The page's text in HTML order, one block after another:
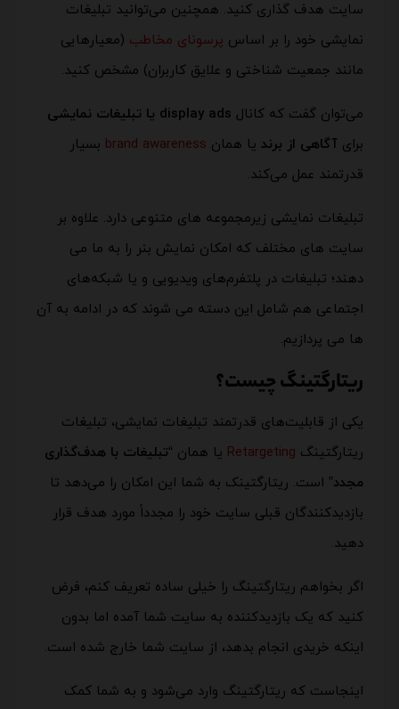
سایت هدف گذاری کنید. همچنین می‌توانید تبلیغات
نمایشی خود را بر اساس پرسونای مخاطب (معیارهایی
مانند جمعیت شناختی و علایق کاربران) مشخص کنید.
می‌توان گفت که کانال display ads یا تبلیغات نمایشی
برای آگاهی از برند یا همان brand awareness بسیار
قدرتمند عمل می‌کند.
تبلیغات نمایشی زیرمجموعه های متنوعی دارد. علاوه بر
سایت های مختلف که امکان نمایش بنر را به ما می
دهند؛ تبلیغات در پلتفرم‌های ویدیویی و یا شبکه‌های
اجتماعی هم شامل این دسته می شوند که در ادامه به آن
ها می پردازیم.
ریتارگتینگ چیست؟
یکی از قابلیت‌های قدرتمند تبلیغات نمایشی، تبلیغات
ریتارگتینگ Retargeting یا همان “تبلیغات با هدف‌گذاری
مجدد” است. ریتارگتینک به شما این امکان را می‌دهد تا
بازدیدکنندگان قبلی سایت خود را مجدداً مورد هدف قرار
دهید.
اگر بخواهم ریتارگتینگ را خیلی ساده تعریف کنم، فرض
کنید که یک بازدیدکننده به سایت شما آمده اما بدون
اینکه خریدی انجام بدهد، از سایت شما خارج شده است.
اینجاست که ریتارگتینگ وارد می‌شود و به شما کمک